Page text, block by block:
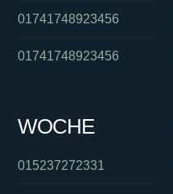
01741748923456
01741748923456
WOCHE
015237272331